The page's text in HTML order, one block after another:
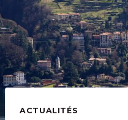
ACTUALITÉS